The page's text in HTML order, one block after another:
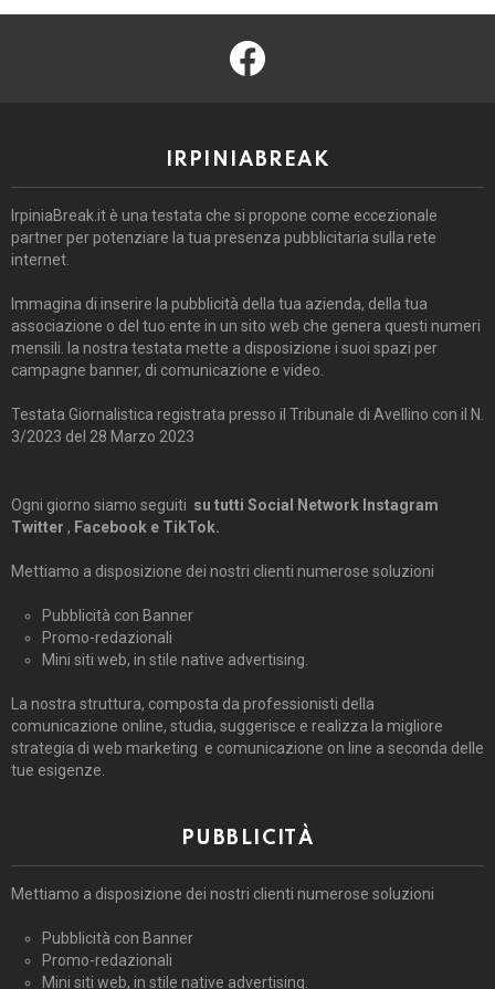
facebook
IRPINIABREAK
IrpiniaBreak.it è una testata che si propone come eccezionale
partner per potenziare la tua presenza pubblicitaria sulla rete
internet.
Immagina di inserire la pubblicità della tua azienda, della tua
associazione o del tuo ente in un sito web che genera questi numeri
mensili. la nostra testata mette a disposizione i suoi spazi per
campagne banner, di comunicazione e video.
Testata Giornalistica registrata presso il Tribunale di Avellino con il N.
3/2023 del 28 Marzo 2023
Ogni giorno siamo seguiti su tutti Social Network Instagram
Twitter , Facebook e TikTok.
Mettiamo a disposizione dei nostri clienti numerose soluzioni
Pubblicità con Banner
Promo-redazionali
Mini siti web, in stile native advertising.
La nostra struttura, composta da professionisti della
comunicazione online, studia, suggerisce e realizza la migliore
strategia di web marketing e comunicazione on line a seconda delle
tue esigenze.
PUBBLICITÀ
Mettiamo a disposizione dei nostri clienti numerose soluzioni
Pubblicità con Banner
Promo-redazionali
Mini siti web, in stile native advertising.